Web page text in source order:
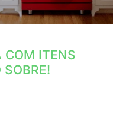
COM ITENS